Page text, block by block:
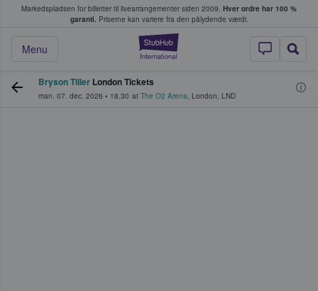
Markedspladsen for billetter til livearrangementer siden 2009. Hver ordre har 100 %
garanti. Priserne kan variere fra den pålydende værdi.
StubHub - Hvor
Menu
køber og sælger billetter
Bryson Tiller London Tickets
man. 07. dec. 2026 • 18.30 at The O2 Arena, London, LND